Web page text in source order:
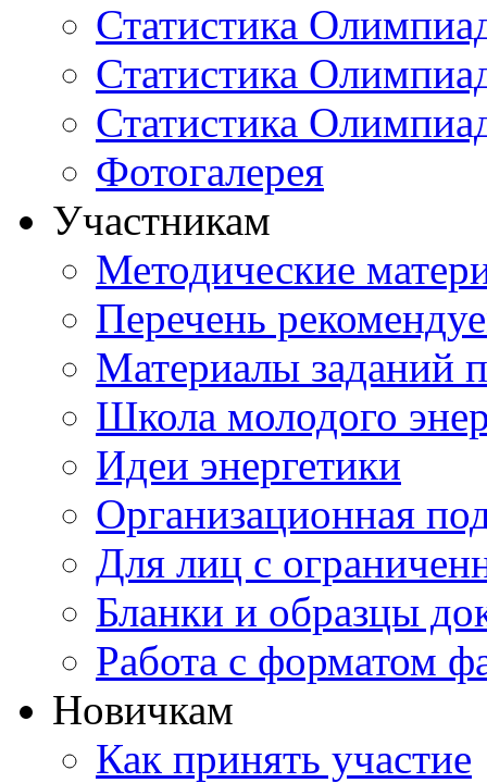
Статистика
Статистика
Статистика
Фотогалерея
Участникам
Методические
Перечень
Материалы заданий
Школа молодого
Идеи энергетики
Организационная
Для лиц с
Бланки и образцы
Работа с форматом
Новичкам
Как принять участие